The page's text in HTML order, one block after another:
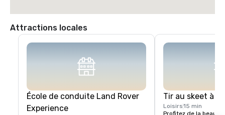
Attractions locales
École de conduite Land Rover
Experience
Tir au skeet à
Loisirs15 min